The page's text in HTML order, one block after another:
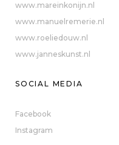
www.mareinkonijn.nl
www.manuelremerie.nl
www.roeliedouw.nl
www.janneskunst.nl
SOCIAL MEDIA
Facebook
Instagram